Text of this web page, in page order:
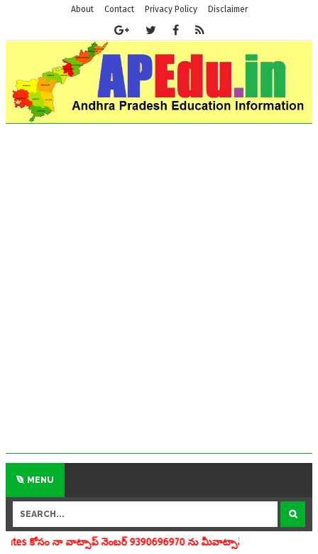
About Contact Privacy Policy Disclaimer
MENU
నెంబర్ 9390696970 ను మీవాట్సాప్ గ్రూపులో add చేయగలరు